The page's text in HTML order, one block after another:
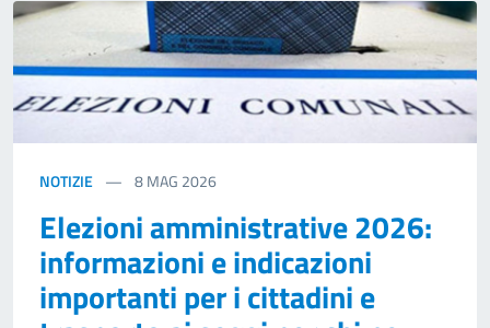
NOTIZIE 8MAG 2026
Elezioni amministrative 2026:
informazioni e indicazioni
importanti per i cittadini e